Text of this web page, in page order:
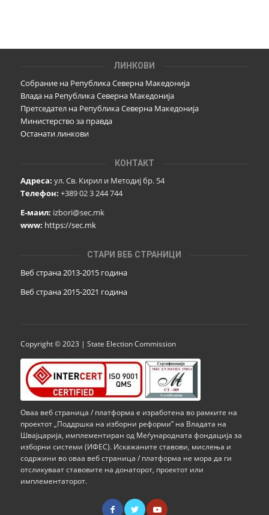
ЛИНКОВИ
Собрание на Република Северна Македонија
Влада на Република Северна Македонија
Претседател на Република Северна Македонија
Министерство за правда
Останати линкови
КОНТАКТ
Адреса: ул. Св. Кирил и Методиј бр. 54
Телефон: +389 02 3 244 744
Е-маил: izbori@sec.mk
www: https://sec.mk
СТАРИ ВЕБ СТРАНИЦИ
Веб страна 2013-2015 година
Веб страна 2015-2021 година
Copyright © 2023 | State Election Commission
Оваа веб страница / платформа е изработена во рамките на
проектот „Поддршка на изборни реформи” на Владата на
Швајцарија, имплементиран од Меѓународната фондација за
изборни системи (ИФЕС). Искажаните ставови, мислења и
содржини во оваа веб страница / платформа не мора да ги
отсликуваат ставовите на донаторот, проектот или
имплементаторот.